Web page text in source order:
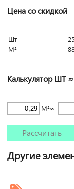
Цена со скидкой
Шт
М²
Калькулятор ШТ
М²≈
Рассчитать
Другие